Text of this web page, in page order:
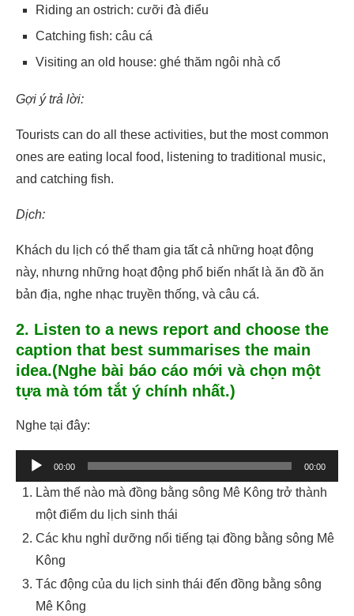
Riding an ostrich: cưỡi đà điểu
Catching fish: câu cá
Visiting an old house: ghé thăm ngôi nhà cổ
Gợi ý trả lời:
Tourists can do all these activities, but the most common
ones are eating local food, listening to traditional music,
and catching fish.
Dịch:
Khách du lịch có thể tham gia tất cả những hoạt động
này, nhưng những hoạt động phổ biến nhất là ăn đồ ăn
bản địa, nghe nhạc truyền thống, và câu cá.
2. Listen to a news report and choose the
caption that best summarises the main
idea.(Nghe bài báo cáo mới và chọn một
tựa mà tóm tắt ý chính nhất.)
Nghe tại đây:
Trình
phát
00:00 00:00
Làm thế nào mà đồng bằng sông Mê Kông trở thành
một điểm du lịch sinh thái
Các khu nghỉ dưỡng nổi tiếng tại đồng bằng sông Mê
Kông
Tác động của du lịch sinh thái đến đồng bằng sông
Mê Kông